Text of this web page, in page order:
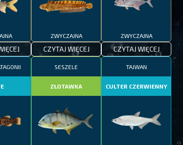
ZWYCZAJNA
CZYTAJ WIĘCEJ
ZWYCZAJNA
CZYTAJ WIĘCEJ
SESZELE
ZŁOTAWKA
TAJWAN
CULTER CZERWIENNY